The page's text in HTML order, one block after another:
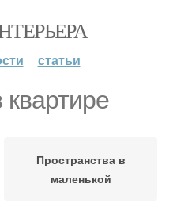
статьи
Пространства в
маленькой